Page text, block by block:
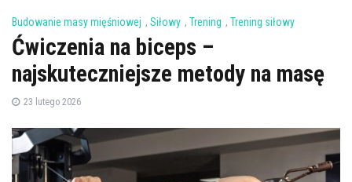
Budowanie masy mięśniowej , Siłowy , Trening , Trening siłowy
Ćwiczenia na biceps –
najskuteczniejsze metody na masę
23 lutego 2026